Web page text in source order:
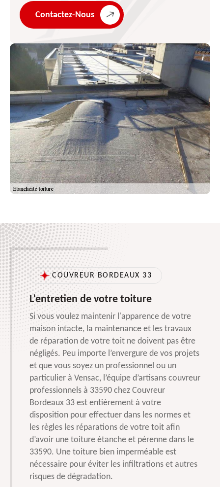
Contactez-Nous
COUVREUR BORDEAUX 33
L’entretien de votre toiture
Si vous voulez maintenir l'apparence de votre
maison intacte, la maintenance et les travaux
de réparation de votre toit ne doivent pas être
négligés. Peu importe l’envergure de vos projets
et que vous soyez un professionnel ou un
particulier à Vensac, l’équipe d’artisans couvreur
professionnels à 33590 chez Couvreur
Bordeaux 33 est entièrement à votre
disposition pour effectuer dans les normes et
les règles les réparations de votre toit afin
d’avoir une toiture étanche et pérenne dans le
33590. Une toiture bien imperméable est
nécessaire pour éviter les infiltrations et autres
risques de dégradation.